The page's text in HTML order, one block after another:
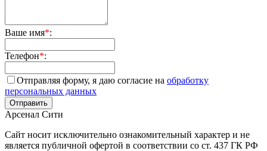
Ваше имя*:
Телефон*:
Отправляя форму, я даю согласие на обработку
персональных данных
Арсенал Сити
Сайт носит исключительно ознакомительный характер и не
является публичной офертой в соответствии со ст. 437 ГК РФ